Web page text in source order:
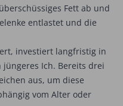
Fett ab und
entlastet und die
investiert langfristig in
Ich. Bereits drei
aus, um diese
vom Alter oder